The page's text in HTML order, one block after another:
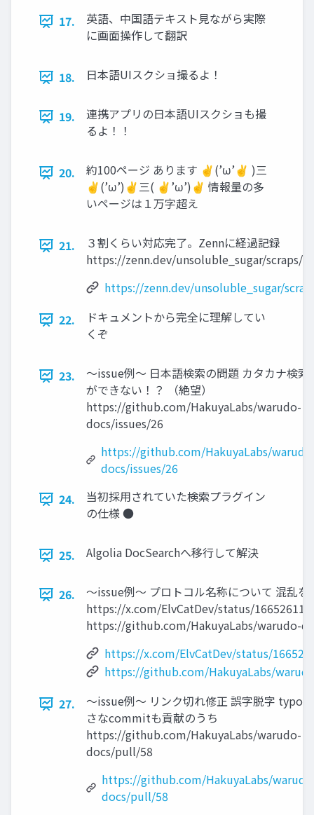
17.
英語、中国語テキスト見ながら実際
に画面操作して翻訳
18. 日本語UIスクショ撮るよ！
19.
連携アプリの日本語UIスクショも撮
るよ！！
20.
約100ページ あります ✌(’ω’✌ )三
✌(’ω’)✌三( ✌’ω’)✌ 情報量の多
いページは１万字超え
21.
３割くらい対応完了。Zennに経過記録
https://zenn.dev/unsoluble_sugar/scraps/
https://zenn.dev/unsoluble_sugar/
22.
ドキュメントから完全に理解してい
くぞ
23.
～issue例～ 日本語検索の問題 カタカナ検索
ができない！？ （絶望）
https://github.com/HakuyaLabs/warudo-
docs/issues/26
https://github.com/HakuyaLabs/
docs/issues/26
24.
当初採用されていた検索プラグイン
の仕様 ●
25. Algolia DocSearchへ移行して解決
26.
～issue例～ プロトコル名称について 混乱を
https://x.com/ElvCatDev/status/
https://github.com/HakuyaLabs/warudo-
https://x.com/ElvCatDev/status/
https://github.com/HakuyaLabs/
27.
～issue例～ リンク切れ修正 誤字脱字 typo
さなcommitも貢献のうち
https://github.com/HakuyaLabs/warudo-
docs/pull/58
https://github.com/HakuyaLabs/
docs/pull/58